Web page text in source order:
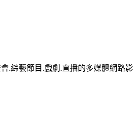
.綜藝節目.戲劇.直播的多媒體網路影